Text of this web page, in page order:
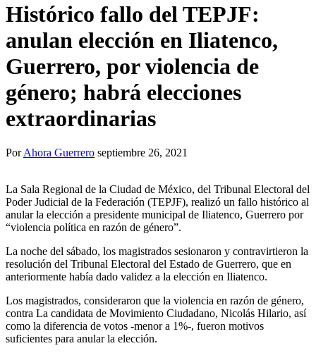
Histórico fallo del TEPJF:
anulan elección en Iliatenco,
Guerrero, por violencia de
género; habrá elecciones
extraordinarias
PorAhora Guerrero septiembre 26, 2021
La Sala Regional de la Ciudad de México, del Tribunal Electoral del
Poder Judicial de la Federación (TEPJF), realizó un fallo histórico al
anular la elección a presidente municipal de Iliatenco, Guerrero por
“violencia política en razón de género”.
La noche del sábado, los magistrados sesionaron y contravirtieron la
resolución del Tribunal Electoral del Estado de Guerrero, que en
anteriormente había dado validez a la elección en Iliatenco.
Los magistrados, consideraron que la violencia en razón de género,
contra La candidata de Movimiento Ciudadano, Nicolás Hilario, así
como la diferencia de votos -menor a 1%-, fueron motivos
suficientes para anular la elección.